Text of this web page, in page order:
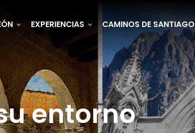
EXPERIENCIAS CAMINOS DE SANTIAGO
entorno